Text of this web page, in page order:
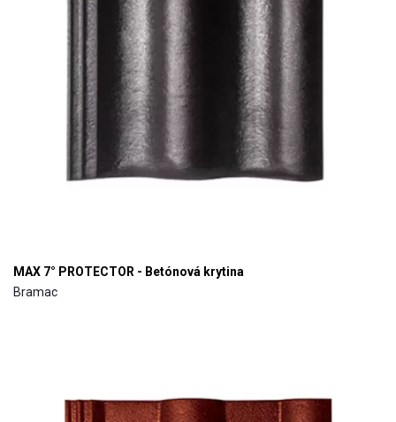
MAX 7° PROTECTOR - Betónová krytina
Bramac